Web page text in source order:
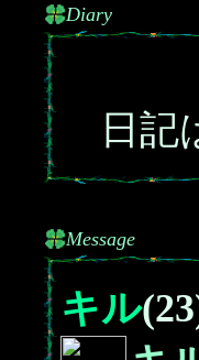
Diary
日記
Message
キル